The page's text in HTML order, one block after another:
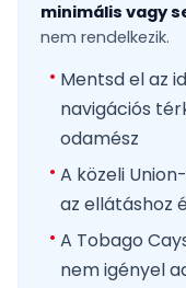
minimális vagy
nem rendelkezik.
Mentsd el az
navigációs
odamész
A közeli
az ellátáshoz
A Tobago
nem igényel